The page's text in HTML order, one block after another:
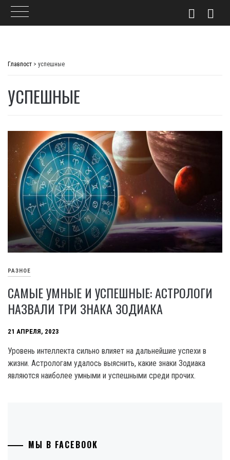
Главпост > успешные
УСПЕШНЫЕ
РАЗНОЕ
САМЫЕ УМНЫЕ И УСПЕШНЫЕ: АСТРОЛОГИ
НАЗВАЛИ ТРИ ЗНАКА ЗОДИАКА
21 АПРЕЛЯ, 2023
Уровень интеллекта сильно влияет на дальнейшие успехи в
жизни. Астрологам удалось выяснить, какие знаки Зодиака
являются наиболее умными и успешными среди прочих.
МЫ В FACEBOOK